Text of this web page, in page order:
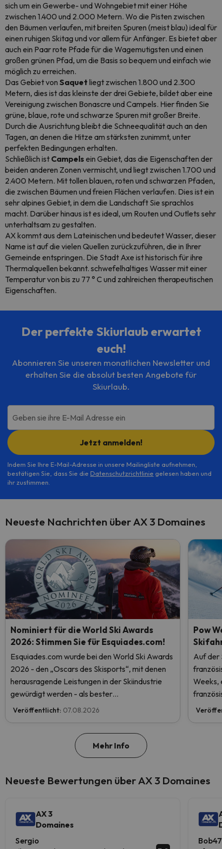
sich um ein Gewerbe- und Wohngebiet mit einer Höhe
zwischen 1.400 und 2.000 Metern. Wo die Pisten zwischen
den Bäumen verlaufen, mit breiten Spuren (meist blau) ideal für
einen ruhigen Skitag und vor allem für Anfänger. Es bietet aber
auch ein Paar rote Pfade für die Wagemutigsten und einen
großen grünen Pfad, um die Basis so bequem und einfach wie
möglich zu erreichen.
Das Gebiet von Saquet liegt zwischen 1.800 und 2.300
Metern, dies ist das kleinste der drei Gebiete, bildet aber eine
Vereinigung zwischen Bonascre und Campels. Hier finden Sie
grüne, blaue, rote und schwarze Spuren mit großer Breite.
Durch die Ausrichtung bleibt die Schneequalität auch an den
Tagen, an denen die Hitze am stärksten zunimmt, unter
perfekten Bedingungen erhalten.
Schließlich ist Campels ein Gebiet, das die Eigenschaften der
beiden anderen Zonen vermischt, und liegt zwischen 1.700 und
2.400 Metern. Mit tollen blauen, roten und schwarzen Pfaden,
die zwischen Bäumen und freien Flächen verlaufen. Dies ist ein
sehr alpines Gebiet, in dem die Landschaft Sie sprachlos
macht. Darüber hinaus ist es ideal, um Routen und Outlets sehr
unterhaltsam zu gestalten.
AX kommt aus dem Lateinischen und bedeutet Wasser, dieser
Name ist auf die vielen Quellen zurückzuführen, die in Ihrer
Gemeinde entspringen. Die Stadt Axe ist historisch für ihre
Thermalquellen bekannt. schwefelhaltiges Wasser mit einer
Temperatur von bis zu 77 ° C und zahlreichen therapeutischen
Eigenschaften.
Der perfekte Skiurlaub erwartet
euch!
Abonnieren Sie unseren monatlichen Newsletter und
erhalten Sie die absolut besten Angebote für
Skiurlaub.
Geben sie ihre E-Mail Adresse ein
Jetzt anmelden!
Indem Sie Ihre E-Mail-Adresse in unsere Mailingliste aufnehmen,
bestätigen Sie, dass Sie die Datenschutzrichtlinie gelesen haben und
ihr zustimmen.
Neueste Nachrichten über AX 3 Domaines
Nominiert für die World Ski Awards
2026: Stimmen Sie für Esquiades.com!
Esquiades.com wurde bei den World Ski Awards
2026 - den „Oscars des Skisports“, mit denen
herausragende Leistungen in der Skiindustrie
gewürdigt werden - als bester
Skiurlaubveranstalter der Welt nominiert.
ersten Platz zu erreichen!
Veröffentlicht: 07.08.2026
Pow
Auf der
Weeks,
Mehr Info
Neueste Bewertungen über AX 3 Domaines
AX 3
Domaines
Sergio
Bob47